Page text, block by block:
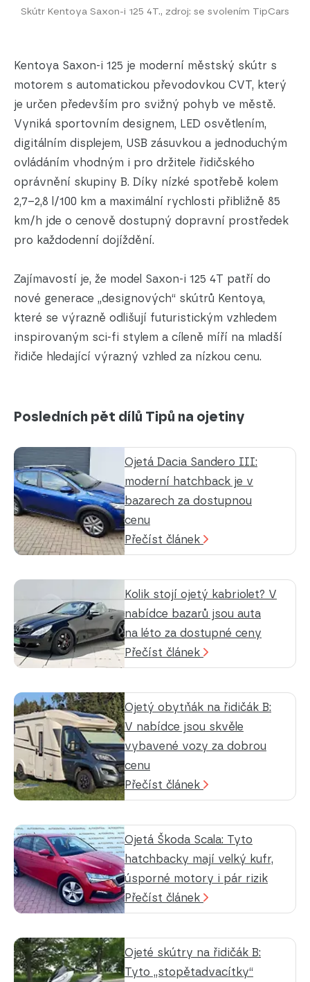
Skútr Kentoya Saxon-i 125 4T., zdroj: se svolením TipCars
Kentoya Saxon-i 125 je moderní městský skútr s
motorem s automatickou převodovkou CVT, který
je určen především pro svižný pohyb ve městě.
Vyniká sportovním designem, LED osvětlením,
digitálním displejem, USB zásuvkou a jednoduchým
ovládáním vhodným i pro držitele řidičského
oprávnění skupiny B. Díky nízké spotřebě kolem
2,7–2,8 l/100 km a maximální rychlosti přibližně 85
km/h jde o cenově dostupný dopravní prostředek
pro každodenní dojíždění.
Zajímavostí je, že model Saxon-i 125 4T patří do
nové generace „designových“ skútrů Kentoya,
které se výrazně odlišují futuristickým vzhledem
inspirovaným sci-fi stylem a cíleně míří na mladší
řidiče hledající výrazný vzhled za nízkou cenu.
Posledních pět dílů Tipů na ojetiny
Ojetá Dacia Sandero III:
moderní hatchback je v
bazarech za dostupnou
cenu
Přečíst článek
Kolik stojí ojetý kabriolet? V
nabídce bazarů jsou auta
na léto za dostupné ceny
Přečíst článek
Ojetý obytňák na řidičák B:
V nabídce jsou skvěle
vybavené vozy za dobrou
cenu
Přečíst článek
Ojetá Škoda Scala: Tyto
hatchbacky mají velký kufr,
úsporné motory i pár rizik
Přečíst článek
Ojeté skútry na řidičák B:
Tyto „stopětadvacítky“